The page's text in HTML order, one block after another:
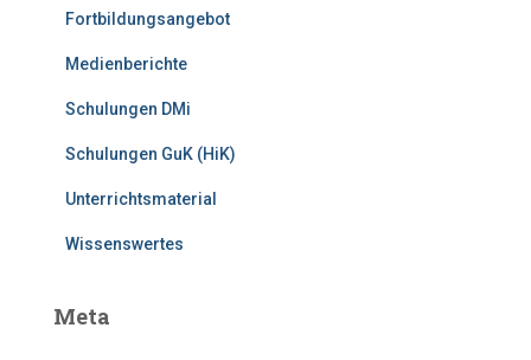
Fortbildungsangebot
Medienberichte
Schulungen DMi
Schulungen GuK (HiK)
Unterrichtsmaterial
Wissenswertes
Meta